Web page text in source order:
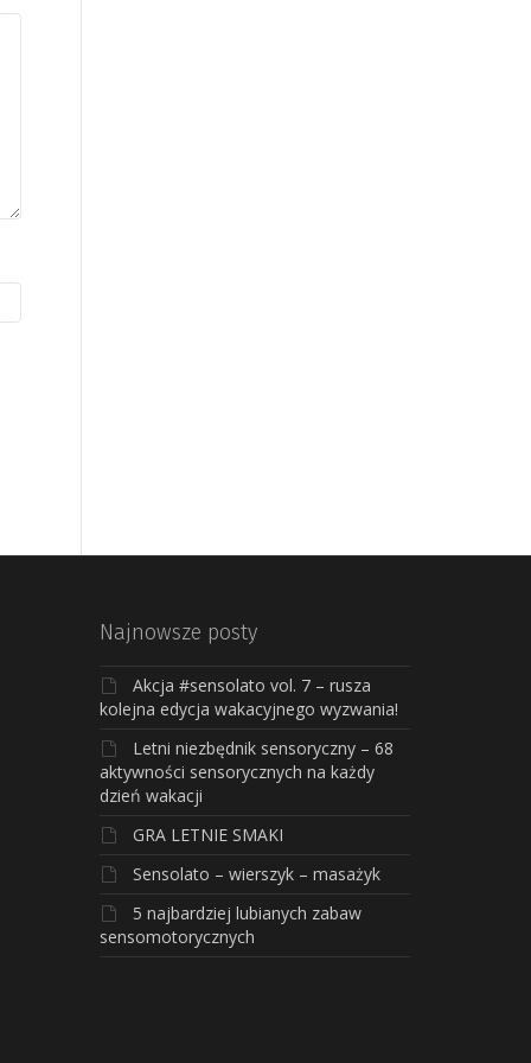
Najnowsze posty
Akcja #sensolato vol. 7 – rusza
kolejna edycja wakacyjnego wyzwania!
Letni niezbędnik sensoryczny – 68
aktywności sensorycznych na każdy
dzień wakacji
GRA LETNIE SMAKI
Sensolato – wierszyk – masażyk
5 najbardziej lubianych zabaw
sensomotorycznych